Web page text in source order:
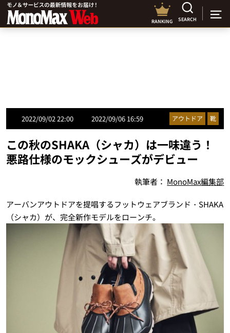
RANKING SEARCH
2022/09/02 22:00 2022/09/06 16:59 アウトドア 靴
この秋のSHAKA（シャカ）は一味違う！
悪路仕様のモックシューズがデビュー
執筆者： MonoMax編集部
アーバンアウトドアを提唱するフットウェアブランド・SHAKA
（シャカ）が、完全新作モデルをローンチ。